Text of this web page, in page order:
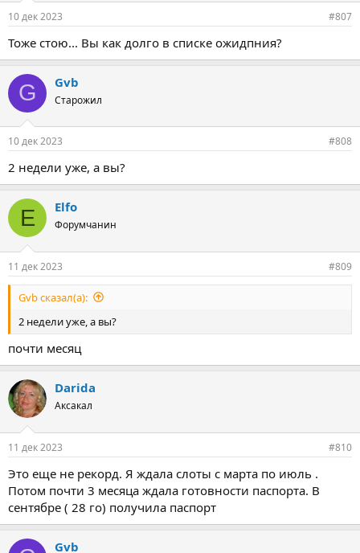
10 дек 2023 #807
Тоже стою... Вы как долго в списке ожидпния?
G Gvb
Старожил
10 дек 2023 #808
2 недели уже, а вы?
E Elfo
Форумчанин
11 дек 2023 #809
Gvb сказал(а):
2 недели уже, а вы?
почти месяц
Darida
Аксакал
11 дек 2023 #810
Это еще не рекорд. Я ждала слоты с марта по июль .
Потом почти 3 месяца ждала готовности паспорта. В
сентябре ( 28 го) получила паспорт
Gvb